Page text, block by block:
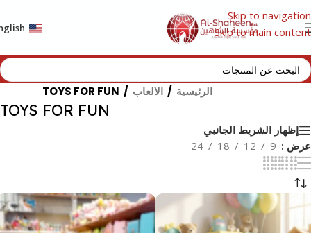
Skip to navigation
Skip to main content
الرئيسية / الالعاب /
TOYS FOR FUN
TOYS FOR FUN
إظهار الشريط الجانبي
عرض
9
12
18
24